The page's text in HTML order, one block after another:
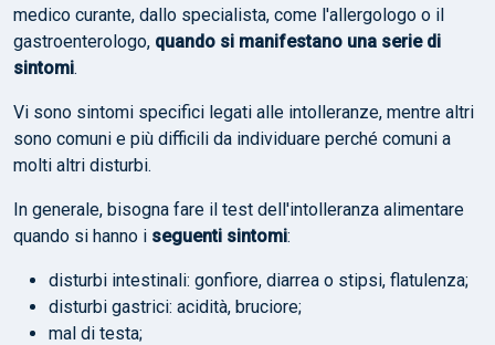
medico curante, dallo specialista, come l'allergologo o il
gastroenterologo, quando si manifestano una serie di
sintomi.
Vi sono sintomi specifici legati alle intolleranze, mentre altri
sono comuni e più difficili da individuare perché comuni a
molti altri disturbi.
In generale, bisogna fare il test dell'intolleranza alimentare
quando si hanno i seguenti sintomi:
disturbi intestinali: gonfiore, diarrea o stipsi, flatulenza;
disturbi gastrici: acidità, bruciore;
mal di testa;